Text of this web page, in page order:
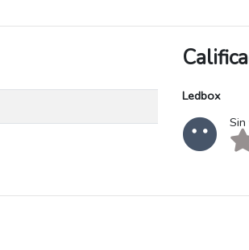
Ledbox
Sin